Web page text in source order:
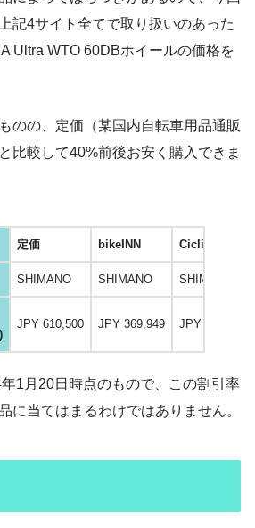
記4サイト全てで取り扱いのあった
Ultra WTO 60DBホイールの価格を
のの、定価（某国内自転車用品通販
比較して40%前後お安く購入できま
定価 bikeINN Cicli Mattio
SHIMANO SHIMANO SHIMANO
JPY 610,500 JPY 369,949 JPY 339,910
1月20日時点のもので、この割引率
に当てはまるわけではありません。